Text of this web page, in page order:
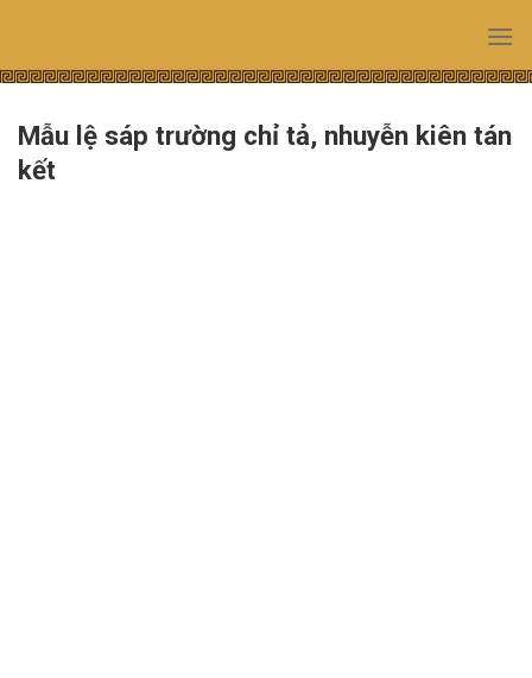
content
Mẫu lệ sáp trường chỉ tả, nhuyễn kiên tán
kết